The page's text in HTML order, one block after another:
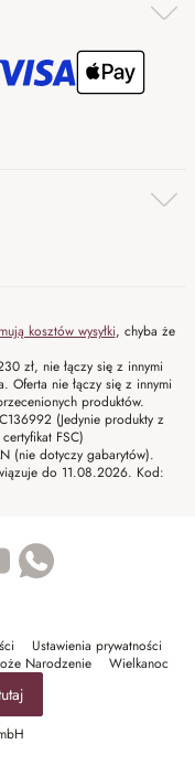
kosztów wysyłki, chyba że
zł, nie łączy się z innymi
Oferta nie łączy się z innymi
produktów.
(Jedynie produkty z
FSC)
(nie dotyczy gabarytów).
do 11.08.2026. Kod:
Ustawienia prywatności
Narodzenie Wielkanoc